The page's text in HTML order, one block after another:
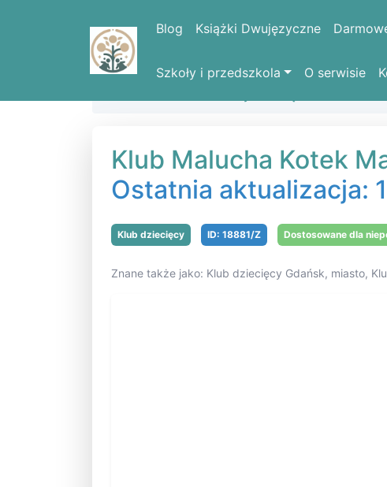
Blog Książki Dwujęzyczne
Szkoły i przedszkola O serwisie
Klub Malucha Kotek
Ostatnia aktualizacja:
Klub dziecięcy ID: 18881/Z Dostosowane dla
Znane także jako: Klub dziecięcy Gdańsk, miasto,